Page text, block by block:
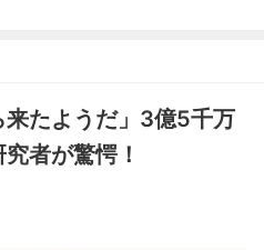
来たようだ」3億5千万
者が驚愕！